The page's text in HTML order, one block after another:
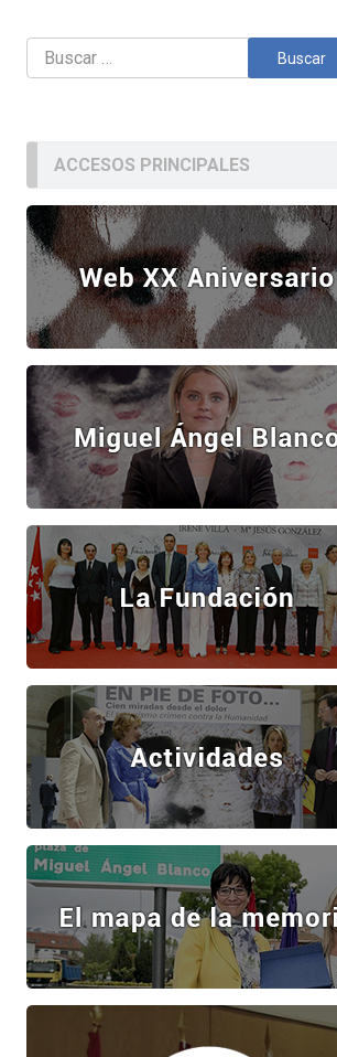
Buscar:
ACCESOS PRINCIPALES